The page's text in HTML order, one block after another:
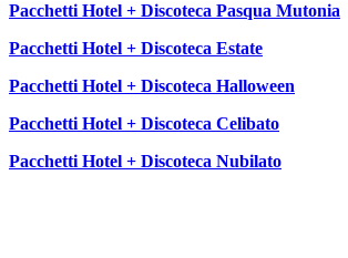
Pacchetti Hotel + Discoteca Pasqua Mutonia
Pacchetti Hotel + Discoteca Estate
Pacchetti Hotel + Discoteca Halloween
Pacchetti Hotel + Discoteca Celibato
Pacchetti Hotel + Discoteca Nubilato